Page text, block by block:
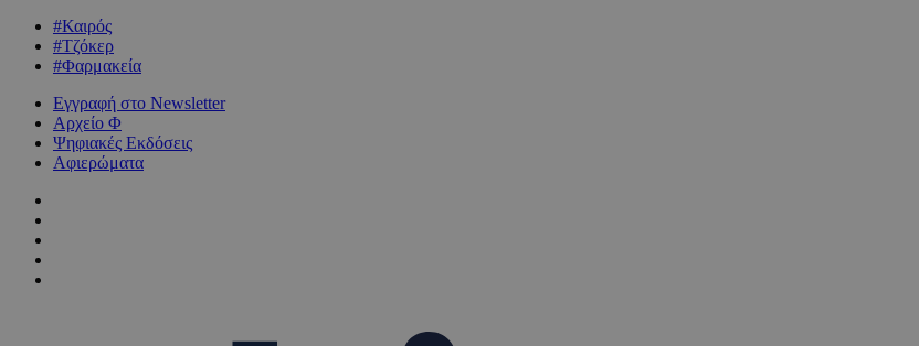
#Καιρός
#Τζόκερ
#Φαρμακεία
Εγγραφή στο Newsletter
Αρχείο Φ
Ψηφιακές Εκδόσεις
Αφιερώματα